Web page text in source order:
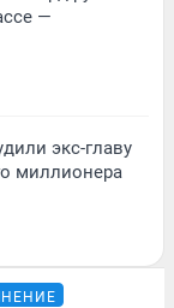
—
экс-главу
миллионера